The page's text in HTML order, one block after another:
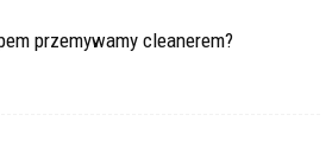
przemywamy cleanerem?